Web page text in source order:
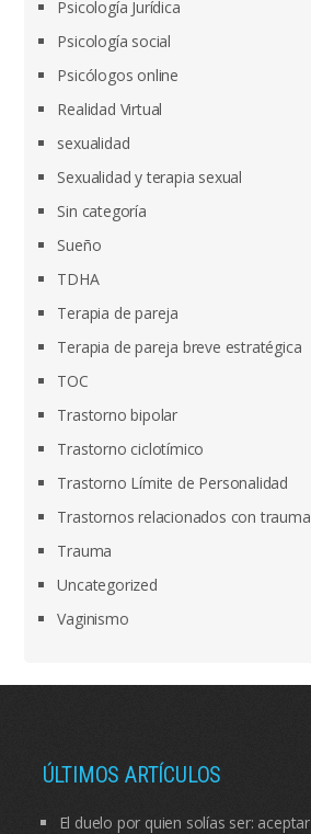
Psicología Jurídica
Psicología social
Psicólogos online
Realidad Virtual
sexualidad
Sexualidad y terapia sexual
Sin categoría
Sueño
TDHA
Terapia de pareja
Terapia de pareja breve estratégica
TOC
Trastorno bipolar
Trastorno ciclotímico
Trastorno Límite de Personalidad
Trastornos relacionados con
Trauma
Uncategorized
Vaginismo
ÚLTIMOS ARTÍCULOS
El duelo por quien solías ser: